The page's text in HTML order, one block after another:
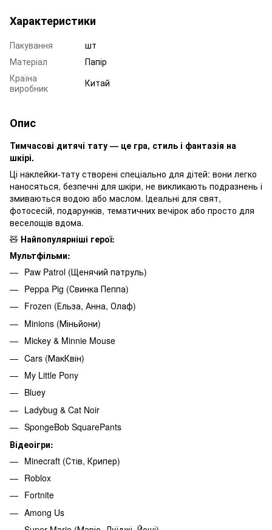
Характеристики
Пакування
шт
Матеріал
Папір
Країна
виробник
Китай
Опис
Тимчасові дитячі тату — це гра, стиль і фантазія на
шкірі.
Ці наклейки-тату створені спеціально для дітей: вони легко
наносяться, безпечні для шкіри, не викликають подразнень і
змиваються водою або маслом. Ідеальні для свят,
фотосесій, подарунків, тематичних вечірок або просто для
веселощів вдома.
🧸 Найпопулярніші герої:
Мультфільми:
Paw Patrol (Щенячий патруль)
Peppa Pig (Свинка Пеппа)
Frozen (Ельза, Анна, Олаф)
Minions (Міньйони)
Mickey & Minnie Mouse
Cars (МакКвін)
My Little Pony
Bluey
Ladybug & Cat Noir
SpongeBob SquarePants
Відеоігри:
Minecraft (Стів, Крипер)
Roblox
Fortnite
Among Us